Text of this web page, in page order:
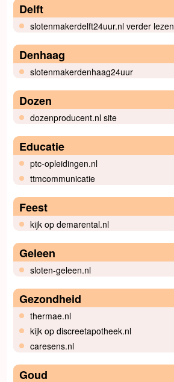
Delft
slotenmakerdelft24uur.nl verder lezen
Denhaag
slotenmakerdenhaag24uur
Dozen
dozenproducent.nl site
Educatie
ptc-opleidingen.nl
ttmcommunicatie
Feest
kijk op demarental.nl
Geleen
sloten-geleen.nl
Gezondheid
thermae.nl
kijk op discreetapotheek.nl
caresens.nl
Goud